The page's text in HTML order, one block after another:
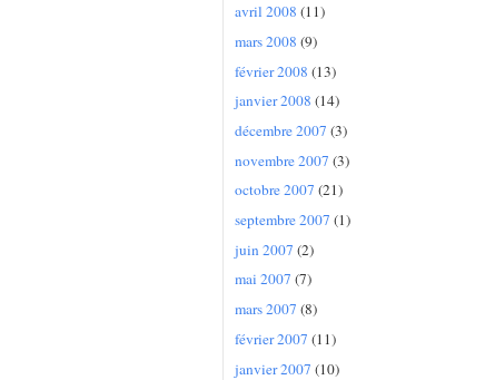
avril 2008 (11)
mars 2008 (9)
février 2008 (13)
janvier 2008 (14)
décembre 2007 (3)
novembre 2007 (3)
octobre 2007 (21)
septembre 2007 (1)
juin 2007 (2)
mai 2007 (7)
mars 2007 (8)
février 2007 (11)
janvier 2007 (10)